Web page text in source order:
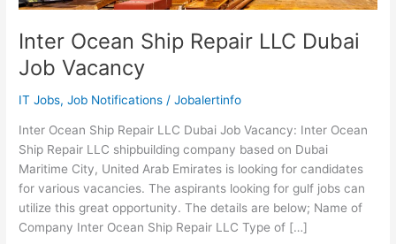
Inter Ocean Ship Repair LLC Dubai
Job Vacancy
IT Jobs,Job Notifications /Jobalertinfo
Inter Ocean Ship Repair LLC Dubai Job Vacancy: Inter Ocean
Ship Repair LLC shipbuilding company based on Dubai
Maritime City, United Arab Emirates is looking for candidates
for various vacancies. The aspirants looking for gulf jobs can
utilize this great opportunity. The details are below; Name of
Company Inter Ocean Ship Repair LLC Type of […]